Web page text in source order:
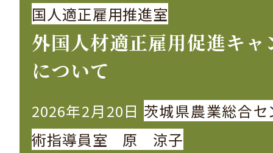
国人適正雇用推進室
外国人材適正雇用促進キャ
について
2026年2月20日 茨城県農業総合セ
術指導員室 原 涼子